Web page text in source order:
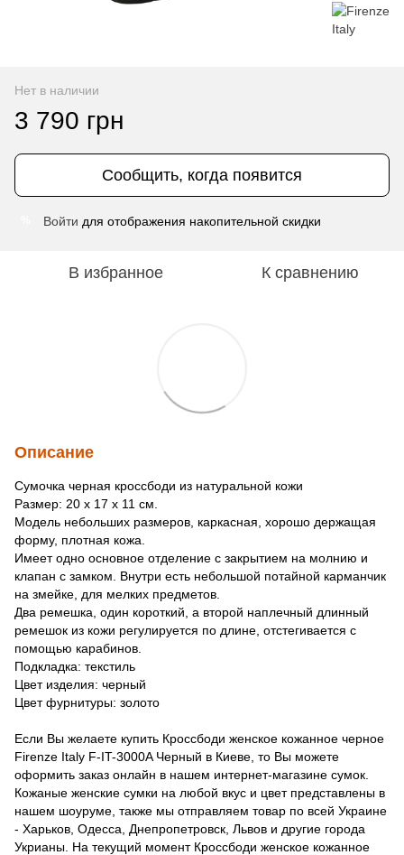
Нет в наличии
3 790 грн
Сообщить, когда появится
Войти для отображения накопительной скидки
В избранное К сравнению
Описание
Сумочка черная кроссбоди из натуральной кожи
Размер: 20 x 17 x 11 см.
Модель небольших размеров, каркасная, хорошо держащая
форму, плотная кожа.
Имеет одно основное отделение с закрытием на молнию и
клапан с замком. Внутри есть небольшой потайной карманчик
на змейке, для мелких предметов.
Два ремешка, один короткий, а второй наплечный длинный
ремешок из кожи регулируется по длине, отстегивается с
помощью карабинов.
Подкладка: текстиль
Цвет изделия: черный
Цвет фурнитуры: золото
Если Вы желаете купить Кроссбоди женское кожанное черное
Firenze Italy F-IT-3000A Черный в Киеве, то Вы можете
оформить заказ онлайн в нашем интернет-магазине сумок.
Кожаные женские сумки на любой вкус и цвет представлены в
нашем шоуруме, также мы отправляем товар по всей Украине
- Харьков, Одесса, Днепропетровск, Львов и другие города
Укрианы. На текущий момент Кроссбоди женское кожанное